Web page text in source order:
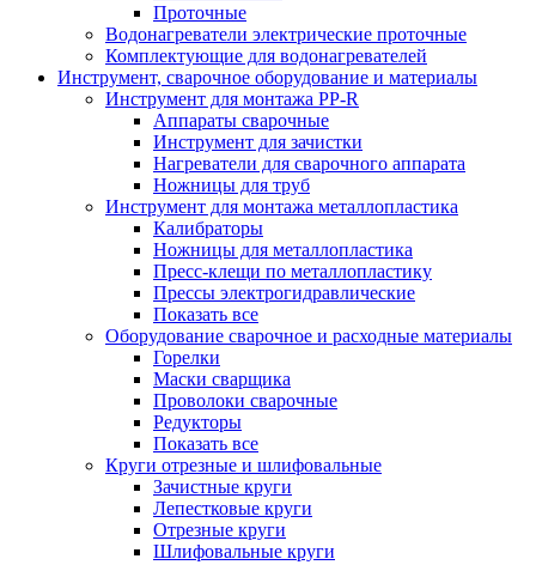
Проточные
Водонагреватели электрические проточные
Комплектующие для водонагревателей
Инструмент, сварочное оборудование и материалы
Инструмент для монтажа PP-R
Аппараты сварочные
Инструмент для зачистки
Нагреватели для сварочного аппарата
Ножницы для труб
Инструмент для монтажа металлопластика
Калибраторы
Ножницы для металлопластика
Пресс-клещи по металлопластику
Прессы электрогидравлические
Показать все
Оборудование сварочное и расходные материалы
Горелки
Маски сварщика
Проволоки сварочные
Редукторы
Показать все
Круги отрезные и шлифовальные
Зачистные круги
Лепестковые круги
Отрезные круги
Шлифовальные круги